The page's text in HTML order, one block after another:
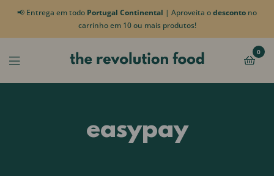
📢 Entrega em todo Portugal Continental | Aproveita odesconto no
carrinho em 10 ou mais produtos!
0
easypay